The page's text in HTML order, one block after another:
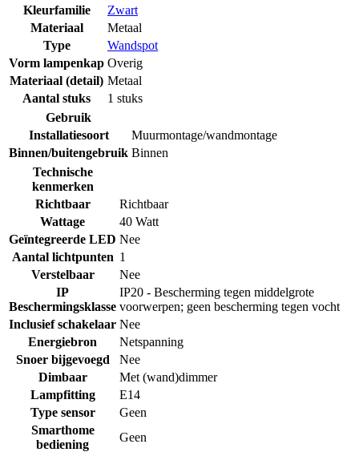
Kleurfamilie
Zwart
Materiaal
Metaal
Type
Wandspot
Vorm lampenkap Overig
Materiaal (detail) Metaal
Aantal stuks
1 stuks
Gebruik
Installatiesoort
Muurmontage/wandmontage
Binnen/buitengebruik Binnen
Technische
kenmerken
Richtbaar
Richtbaar
Wattage
40 Watt
Geïntegreerde LED Nee
Aantal lichtpunten 1
Verstelbaar
Nee
IP
Beschermingsklasse
IP20 - Bescherming tegen middelgrote
voorwerpen; geen bescherming tegen vocht
Inclusief schakelaar Nee
Energiebron
Netspanning
Snoer bijgevoegd
Nee
Dimbaar
Met (wand)dimmer
Lampfitting
E14
Type sensor
Geen
Smarthome
bediening
Geen